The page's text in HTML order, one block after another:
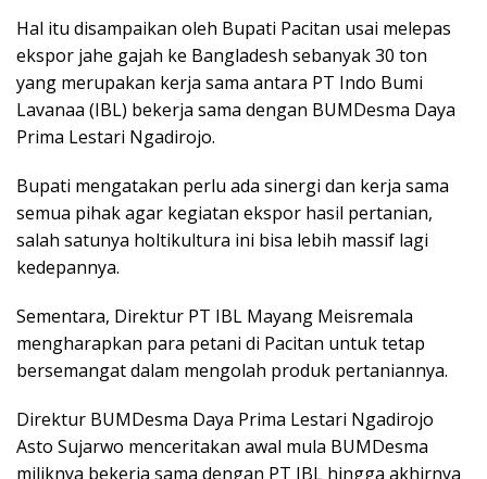
Hal itu disampaikan oleh Bupati Pacitan usai melepas
ekspor jahe gajah ke Bangladesh sebanyak 30 ton
yang merupakan kerja sama antara PT Indo Bumi
Lavanaa (IBL) bekerja sama dengan BUMDesma Daya
Prima Lestari Ngadirojo.
Bupati mengatakan perlu ada sinergi dan kerja sama
semua pihak agar kegiatan ekspor hasil pertanian,
salah satunya holtikultura ini bisa lebih massif lagi
kedepannya.
Sementara, Direktur PT IBL Mayang Meisremala
mengharapkan para petani di Pacitan untuk tetap
bersemangat dalam mengolah produk pertaniannya.
Direktur BUMDesma Daya Prima Lestari Ngadirojo
Asto Sujarwo menceritakan awal mula BUMDesma
miliknya bekerja sama dengan PT IBL hingga akhirnya